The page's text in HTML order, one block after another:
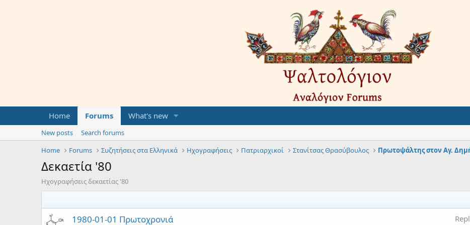
Home Forums What's new
New posts
Search forums
Home
Forums Συζητήσεις στα Ελληνικά Ηχογραφήσεις Πατριαρχικοί Στανίτσας Θρασύβουλος
Δεκαετία '80
Ηχογραφήσεις δεκαετίας '80
1980-01-01 Πρωτοχρονιά